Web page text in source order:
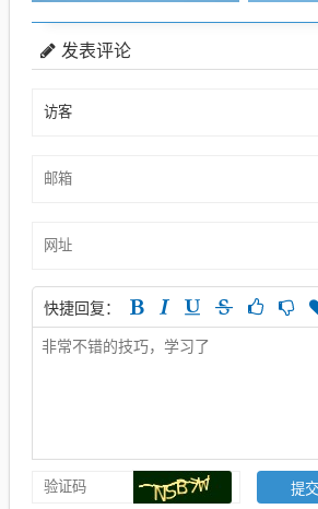
发表评论
快捷回复：